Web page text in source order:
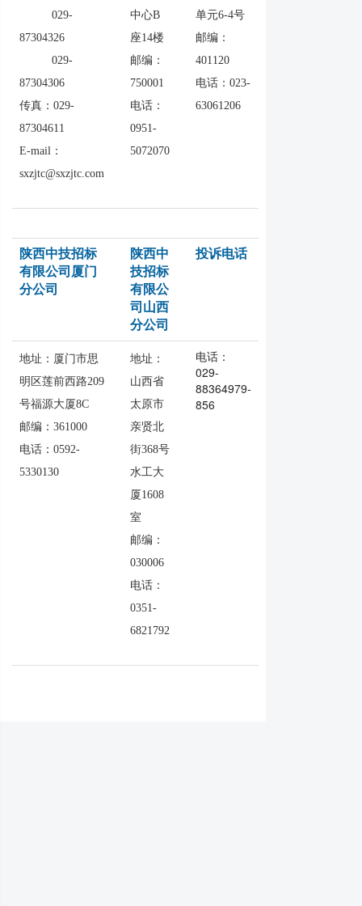
029-
87304326
029-
87304306
传真：029-
87304611
E-mail：
sxzjtc@sxzjtc.com
中心B
座14楼
邮编：
750001
电话：
0951-
5072070
单元6-4号
邮编：
401120
电话：023-
63061206
陕西中技招标
有限公司厦门
分公司
陕西中
技招标
有限公
司山西
分公司
投诉电话
地址： 厦门市思
明区莲前西路209
号福源大厦8C
邮编：361000
电话：0592-
5330130
地址：
山西省
太原市
亲贤北
街368号
水工大
厦1608
室
邮编：
030006
电话：
0351-
6821792
电话：
029-
88364979-
856